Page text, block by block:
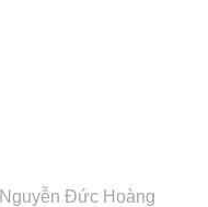
Nguyễn Đức Hoàng